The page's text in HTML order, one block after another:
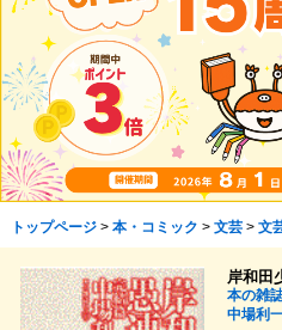
トップページ> 本・コミック > 文芸> 文
岸和田
本の雑
中場利